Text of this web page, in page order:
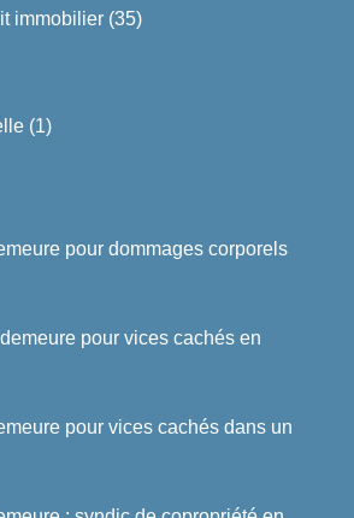
immobilier (35)
(1)
pour dommages corporels
pour vices cachés en
pour vices cachés dans un